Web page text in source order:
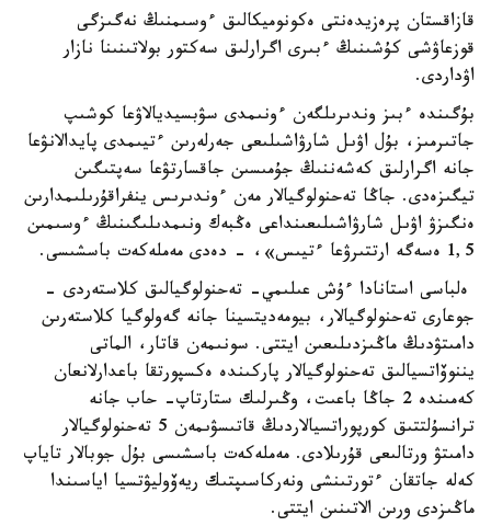
قازاقستان پرەزيدەنتى ەكونوميكالىق ءوسىمنىڭ نەگىزگى
قوزعاۋشى كۇشىنىڭ ءبىرى اگرارلىق سەكتور بولاتىنىنا نازار
اۋداردى.
بۇگىندە ءبىز وندىرىلگەن ءونىمدى سۋبسيديالاۋعا كوشىپ
جاتىرمىز، بۇل اۋىل شارۋاشىلىعى جەرلەرىن ءتيىمدى پايدالانۋعا
جانە اگرارلىق كەشەننىڭ جۇمىسىن جاقسارتۋعا سەپتىگىن
تيگىزەدى. جاڭا تەحنولوگيالار مەن ءوندىرىس ينفراقۇرىلىمدارىن
ەنگىزۋ اۋىل شارۋاشىلىعىنداعى ەڭبەك ونىمدىلىگىنىڭ ءوسىمىن
1,5 ەسەگە ارتتىرۋعا ءتيىس»، - دەدى مەملەكەت باسشىسى.
ەلباسى استانادا ءۇش عىلىمي- تەحنولوگيالىق كلاستەردى -
جوعارى تەحنولوگيالار، بيومەديتسينا جانە گەولوگيا كلاستەرىن
دامىتۋدىڭ ماڭىزدىلىعىن ايتتى. سونىمەن قاتار، الماتى
يننوۆاتسيالىق تەحنولوگيالار پاركىندە ەكسپورتقا باعدارلانعان
كەمىندە 2 جاڭا باعىت، وڭىرلىك ستارتاپ- حاب جانە
ترانسۇلتتىق كورپوراتسيالاردىڭ قاتىسۋىمەن 5 تەحنولوگيالار
دامىتۋ ورتالىعى قۇرىلادى. مەملەكەت باسشىسى بۇل جوبالار تاياپ
كەلە جاتقان ءتورتىنشى ونەركاسىپتىك ريەۆوليۋتسيا اياسىندا
ماڭىزدى ورىن الاتىنىن ايتتى.